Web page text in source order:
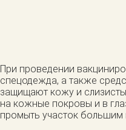
При проведении
спецодежда, а также
защищают кожу и
на кожные покровы и в
промыть участок большим